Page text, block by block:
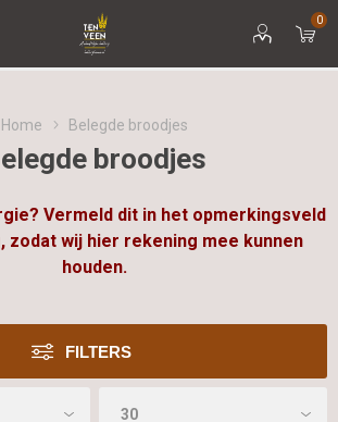
0
Home Belegde broodjes
broodjes
Vermeld dit in het opmerkingsveld
zodat wij hier rekening mee kunnen
houden.
FILTERS